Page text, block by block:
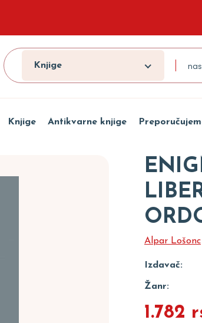
Knjige
Knjige Antikvarne knjige
Alpar Lošonc
Izdavač:
Žanr:
1.782